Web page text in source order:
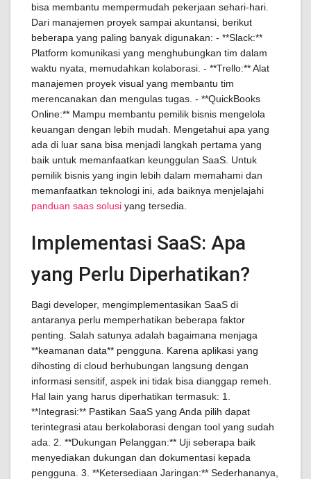
bisa membantu mempermudah pekerjaan sehari-hari.
Dari manajemen proyek sampai akuntansi, berikut
beberapa yang paling banyak digunakan: - **Slack:**
Platform komunikasi yang menghubungkan tim dalam
waktu nyata, memudahkan kolaborasi. - **Trello:** Alat
manajemen proyek visual yang membantu tim
merencanakan dan mengulas tugas. - **QuickBooks
Online:** Mampu membantu pemilik bisnis mengelola
keuangan dengan lebih mudah. Mengetahui apa yang
ada di luar sana bisa menjadi langkah pertama yang
baik untuk memanfaatkan keunggulan SaaS. Untuk
pemilik bisnis yang ingin lebih dalam memahami dan
memanfaatkan teknologi ini, ada baiknya menjelajahi
panduan saas solusi yang tersedia.
Implementasi SaaS: Apa
yang Perlu Diperhatikan?
Bagi developer, mengimplementasikan SaaS di
antaranya perlu memperhatikan beberapa faktor
penting. Salah satunya adalah bagaimana menjaga
**keamanan data** pengguna. Karena aplikasi yang
dihosting di cloud berhubungan langsung dengan
informasi sensitif, aspek ini tidak bisa dianggap remeh.
Hal lain yang harus diperhatikan termasuk: 1.
**Integrasi:** Pastikan SaaS yang Anda pilih dapat
terintegrasi atau berkolaborasi dengan tool yang sudah
ada. 2. **Dukungan Pelanggan:** Uji seberapa baik
menyediakan dukungan dan dokumentasi kepada
pengguna. 3. **Ketersediaan Jaringan:** Sederhananya,